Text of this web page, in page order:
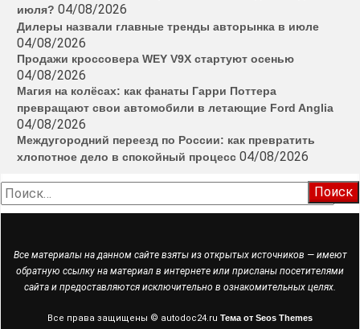
июля? 04/08/2026
Дилеры назвали главные тренды авторынка в июле
04/08/2026
Продажи кроссовера WEY V9X стартуют осенью
04/08/2026
Магия на колёсах: как фанаты Гарри Поттера
превращают свои автомобили в летающие Ford Anglia
04/08/2026
Междугородний переезд по России: как превратить
хлопотное дело в спокойный процесс 04/08/2026
Найти:
Все материалы на данном сайте взяты из открытых источников — имеют
обратную ссылку на материал в интернете или присланы посетителями
сайта и предоставляются исключительно в ознакомительных целях.
Все права защищены © autodoc24.ru Тема от Seos Themes